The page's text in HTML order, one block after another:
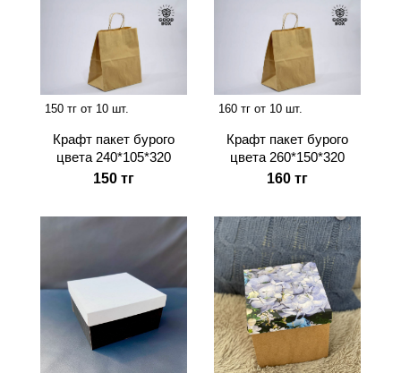
150 тг от 10 шт.
Крафт пакет бурого
цвета 240*105*320
150 тг
160 тг от 10 шт.
Крафт пакет бурого
цвета 260*150*320
160 тг